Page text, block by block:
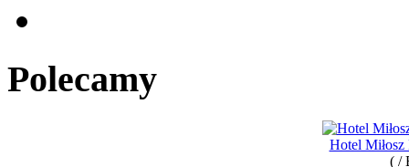
Polecamy
Hotel Miłosz
( /